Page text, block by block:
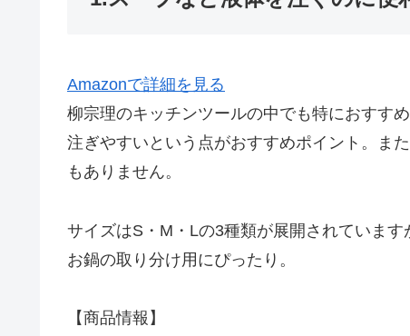
Amazonで詳細を見る
柳宗理のキッチンツールの中でも特におすす
注ぎやすいという点がおすすめポイント。ま
もありません。
サイズはS・M・Lの3種類が展開されていま
お鍋の取り分け用にぴったり。
【商品情報】